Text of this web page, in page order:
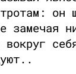
он
замечая
вокруг